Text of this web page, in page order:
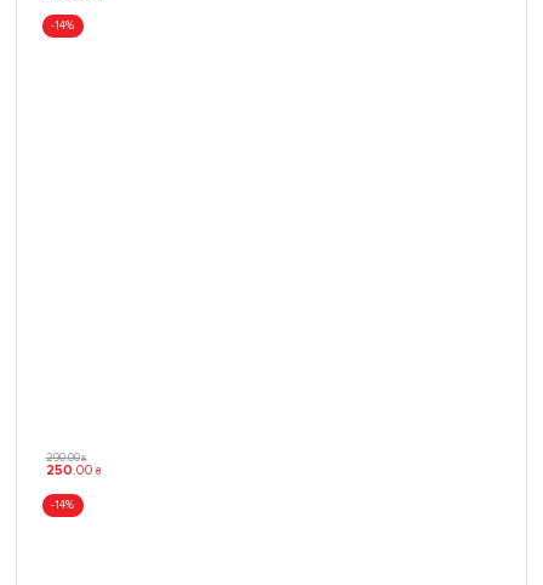
-14%
290.00 ₴
250 00 ₴
-14%